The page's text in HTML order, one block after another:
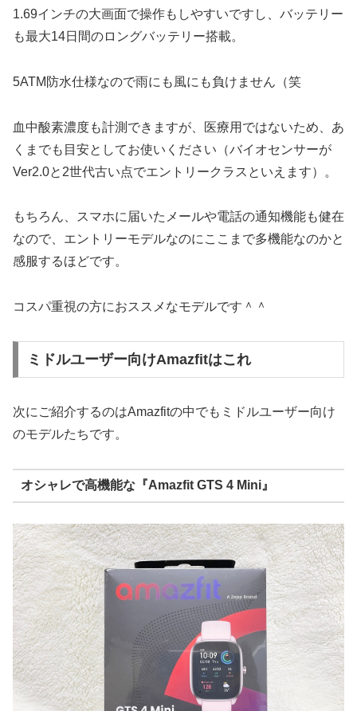
1.69インチの大画面で操作もしやすいですし、バッテリー
も最大14日間のロングバッテリー搭載。
5ATM防水仕様なので雨にも風にも負けません（笑
血中酸素濃度も計測できますが、医療用ではないため、あ
くまでも目安としてお使いください（バイオセンサーが
Ver2.0と2世代古い点でエントリークラスといえます）。
もちろん、スマホに届いたメールや電話の通知機能も健在
なので、エントリーモデルなのにここまで多機能なのかと
感服するほどです。
コスパ重視の方におススメなモデルです＾＾
ミドルユーザー向けAmazfitはこれ
次にご紹介するのはAmazfitの中でもミドルユーザー向け
のモデルたちです。
オシャレで高機能な『Amazfit GTS 4 Mini』